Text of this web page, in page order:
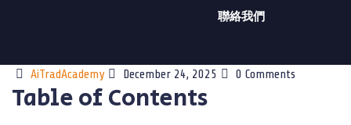
聯絡我們
AiTradAcademy December 24, 2025 0 Comments
Table of Contents